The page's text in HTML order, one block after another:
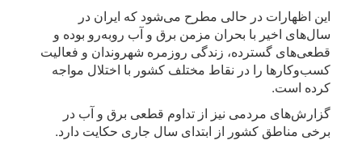
این اظهارات در حالی مطرح می‌شود که ایران در
سال‌های اخیر با بحران مزمن برق و آب روبه‌رو بوده و
قطعی‌های گسترده، زندگی روزمره شهروندان و فعالیت
کسب‌وکارها را در نقاط مختلف کشور با اختلال مواجه
کرده است.
گزارش‌های مردمی نیز از تداوم قطعی برق و آب در
برخی مناطق کشور از ابتدای سال جاری حکایت دارد.